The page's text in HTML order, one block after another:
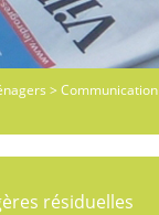
> Communication
résiduelles